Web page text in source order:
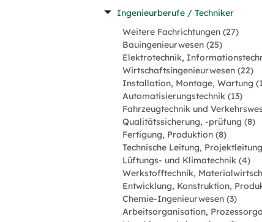
Ingenieurberufe / Techniker
Weitere Fachrichtungen (27)
Bauingenieurwesen (25)
Wirtschaftsingenieurwesen (22)
Installation, Montage, Wartung
Automatisierungstechnik (13)
Qualitätssicherung, -prüfung (8)
Fertigung, Produktion (8)
Lüftungs- und Klimatechnik (4)
Chemie-Ingenieurwesen (3)